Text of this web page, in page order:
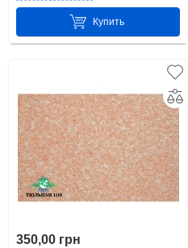
Купить
350,00 грн